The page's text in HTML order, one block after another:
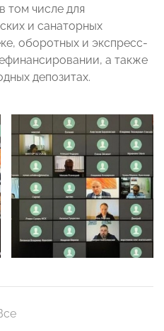
том числе для
и санаторных
оборотных и экспресс-
а также
депозитах.